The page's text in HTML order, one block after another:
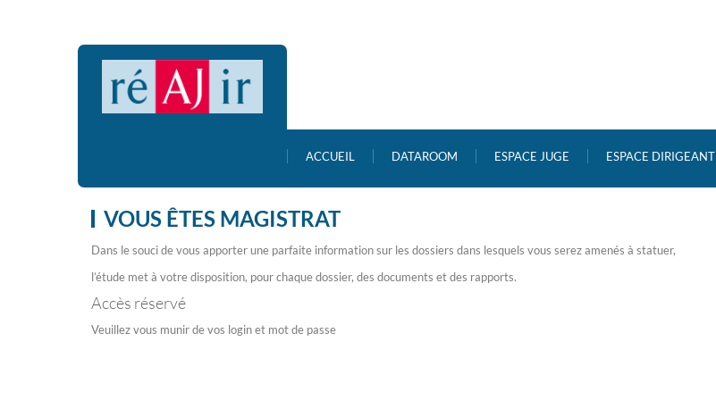
ACCUEIL DATAROOM ESPACE JUGE ESPACE DIRIGEANT
VOUS ÊTES MAGISTRAT
Dans le souci de vous apporter une parfaite information sur les dossiers dans lesquels vous serez amenés à statuer,
l’étude met à votre disposition, pour chaque dossier, des documents et des rapports.
Accès réservé
Veuillez vous munir de vos login et mot de passe